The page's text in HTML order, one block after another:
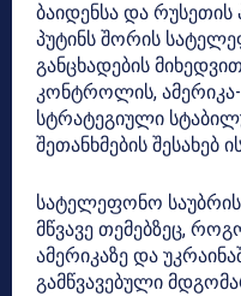
ბაიდენსა და
პუტინს შორის
განცხადების
კონტროლის,
სტრატეგიული
შეთანხმების შესახებ
სატელეფონო
მწვავე თემებზეც,
ამერიკაზე და
გამწვავებული